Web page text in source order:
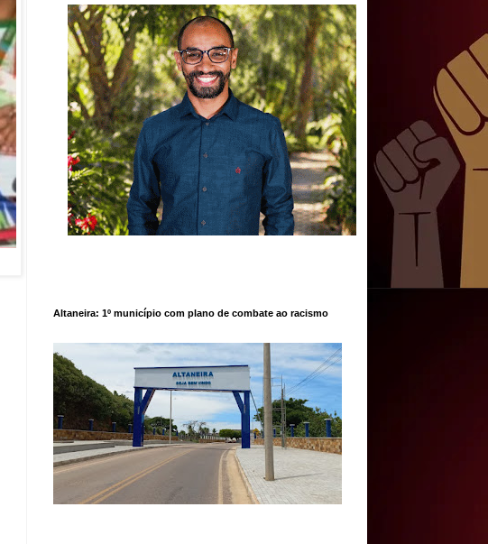
Altaneira: 1º município com plano de combate ao racismo